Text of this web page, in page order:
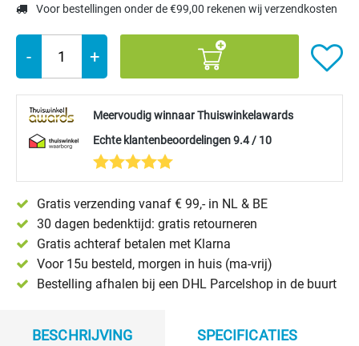
Voor bestellingen onder de €99,00 rekenen wij verzendkosten
- +
Meervoudig winnaar Thuiswinkelawards
Echte klantenbeoordelingen 9.4 / 10
Gratis verzending vanaf € 99,- in NL & BE
30 dagen bedenktijd: gratis retourneren
Gratis achteraf betalen met Klarna
Voor 15u besteld, morgen in huis (ma-vrij)
Bestelling afhalen bij een DHL Parcelshop in de buurt
BESCHRIJVING SPECIFICATIES